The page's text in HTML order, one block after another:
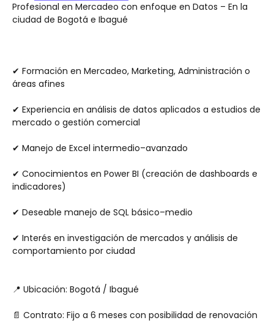
Profesional en Mercadeo con enfoque en Datos – En la
ciudad de Bogotá e Ibagué
✔ Formación en Mercadeo, Marketing, Administración o
áreas afines
✔ Experiencia en análisis de datos aplicados a estudios de
mercado o gestión comercial
✔ Manejo de Excel intermedio–avanzado
✔ Conocimientos en Power BI (creación de dashboards e
indicadores)
✔ Deseable manejo de SQL básico–medio
✔ Interés en investigación de mercados y análisis de
comportamiento por ciudad
📍 Ubicación: Bogotá / Ibagué
📄 Contrato: Fijo a 6 meses con posibilidad de renovación